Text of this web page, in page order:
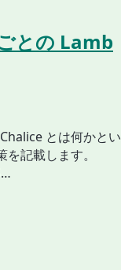
との Lamb
とは何かとい
記載します。